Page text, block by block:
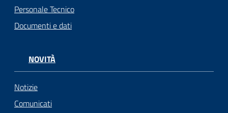
Personale Tecnico
Documenti e dati
NOVITÀ
Notizie
Comunicati